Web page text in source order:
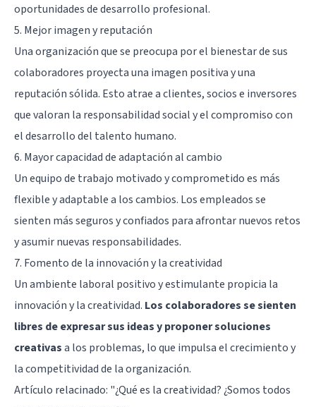
oportunidades de desarrollo profesional.
5. Mejor imagen y reputación
Una organización que se preocupa por el bienestar de sus
colaboradores proyecta una imagen positiva y una
reputación sólida. Esto atrae a clientes, socios e inversores
que valoran la responsabilidad social y el compromiso con
el desarrollo del talento humano.
6. Mayor capacidad de adaptación al cambio
Un equipo de trabajo motivado y comprometido es más
flexible y adaptable a los cambios. Los empleados se
sienten más seguros y confiados para afrontar nuevos retos
y asumir nuevas responsabilidades.
7. Fomento de la innovación y la creatividad
Un ambiente laboral positivo y estimulante propicia la
innovación y la creatividad. Los colaboradores se sienten
libres de expresar sus ideas y proponer soluciones
creativasa los problemas, lo que impulsa el crecimiento y
la competitividad de la organización.
Artículo relacinado: "¿Qué es la creatividad? ¿Somos todos